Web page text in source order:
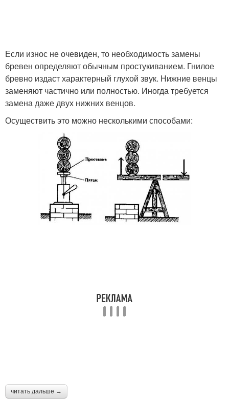
Если износ не очевиден, то необходимость замены
бревен определяют обычным простукиванием. Гнилое
бревно издаст характерный глухой звук. Нижние венцы
заменяют частично или полностью. Иногда требуется
замена даже двух нижних венцов.
Осуществить это можно несколькими способами:
читать дальше →